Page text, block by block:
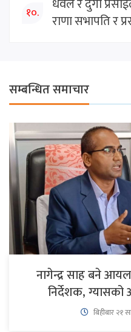
१०.
धवल र दुर्गा
राणा सभापति र
सम्बन्धित समाचार
नागेन्द्र साह बने
निर्देशक, ग्यासको
बिहीबार